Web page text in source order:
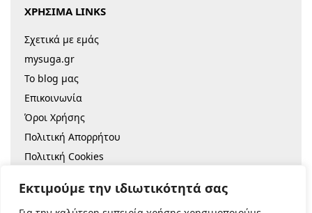
Εκτιμούμε την ιδιωτικότητά σας
ΧΡΗΣΙΜΑ LINKS
Σχετικά με εμάς
mysuga.gr
Το blog μας
Επικοινωνία
Όροι Χρήσης
Πολιτική Απορρήτου
Πολιτική Cookies